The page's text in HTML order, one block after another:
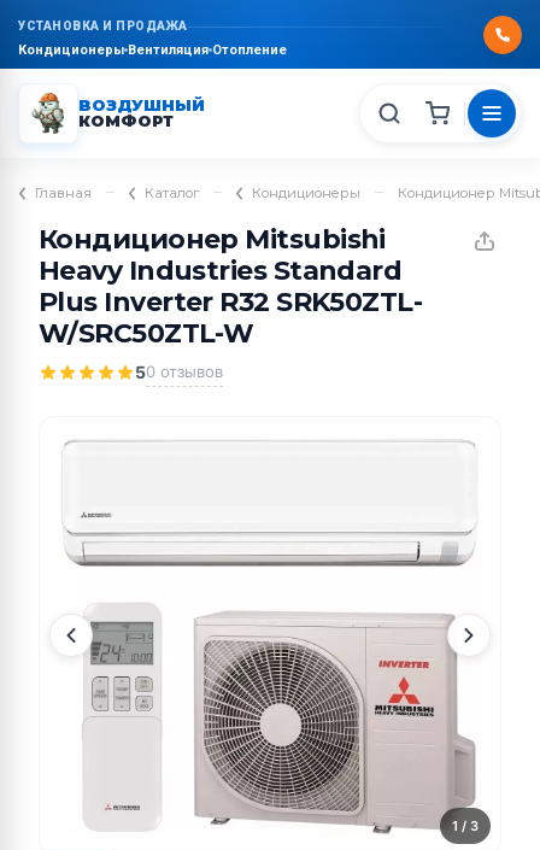
УСТАНОВКА И ПРОДАЖА
Кондиционеры Вентиляция Отопление
ВОЗДУШНЫЙ
КОМФОРТ
Главная – Каталог – Кондиционеры – Кондиционер
Кондиционер Mitsubishi
Heavy Industries Standard
Plus Inverter R32 SRK50ZTL-
W/SRC50ZTL-W
50 отзывов
1 / 3